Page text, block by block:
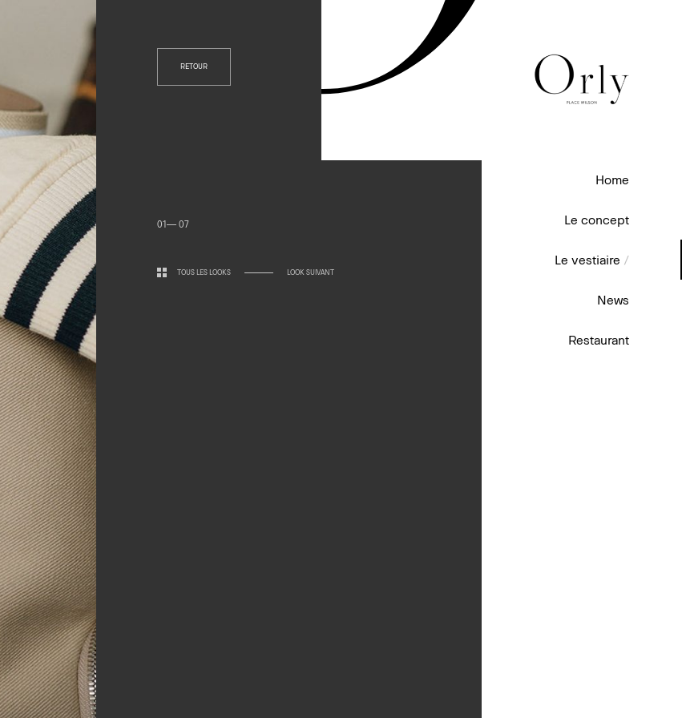
Home
Le concept
Le vestiaire /
News
Restaurant
RETOUR
01— 07
TOUS LES LOOKS LOOK SUIVANT
Horaires.
— 19:00
— 19:00